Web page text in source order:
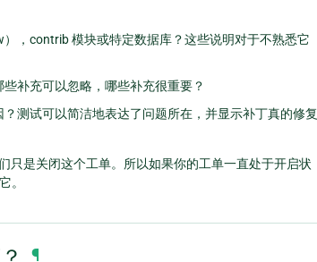
，contrib 模块或特定数据库？这些说明对于不熟悉它
补充可以忽略，哪些补充很重要？
测试可以简洁地表达了问题所在，并显示补丁真的修复
是关闭这个工单。所以如果你的工单一直处于开启状
。
¶